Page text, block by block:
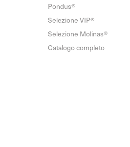
Pondus®
Selezione VIP®
Selezione Molinas®
Catalogo completo